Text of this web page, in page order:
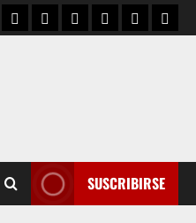
SUSCRIBIRSE